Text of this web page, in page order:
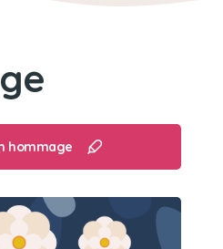
et ses congénères
hommage